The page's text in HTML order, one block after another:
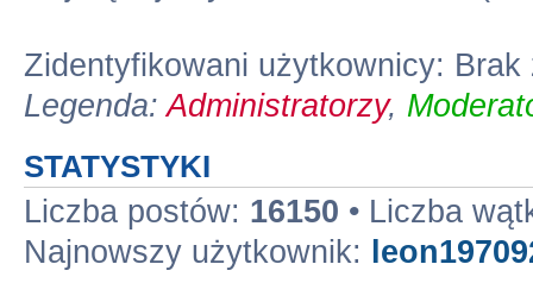
Zidentyfikowani użytkownicy:
Legenda:Administratorzy,
STATYSTYKI
Liczba postów: 16150 • Liczba
Najnowszy użytkownik: